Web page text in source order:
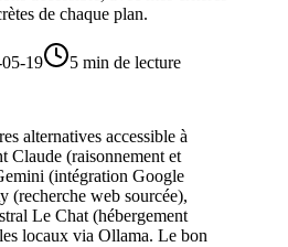
de chaque plan.
19 5 min de lecture
alternatives accessible à
Claude (raisonnement et
(intégration Google
(recherche web sourcée),
Le Chat (hébergement
locaux via Ollama. Le bon